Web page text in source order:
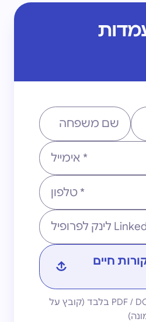
שם משפחה
יש לצרף קובץ PDF / DOCX בלבד (קובץ על